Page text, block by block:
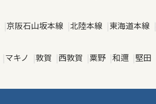
京阪石山坂本線 北陸本線 東海道本線
マキノ 敦賀 西敦賀 粟野 和邇 堅田